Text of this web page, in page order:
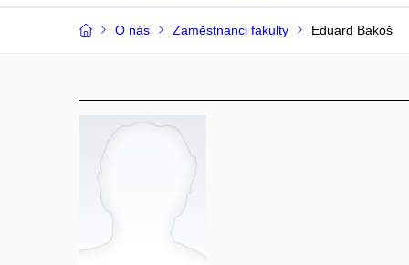
O nás Zaměstnanci fakulty Eduard Bakoš